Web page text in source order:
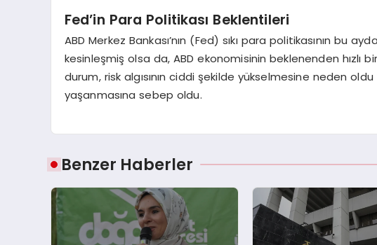
Fed’in Para Politikası Beklentileri
ABD Merkez Bankası’nın (Fed) sıkı para politikasının bu
kesinleşmiş olsa da, ABD ekonomisinin beklenenden hızlı
durum, risk algısının ciddi şekilde yükselmesine neden
yaşanmasına sebep oldu.
Benzer Haberler